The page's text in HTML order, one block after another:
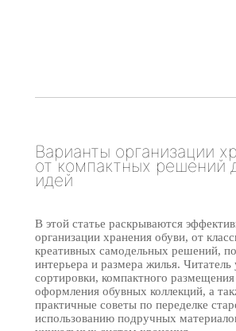
Варианты организации
от компактных решений
идей
В этой статье раскрываются
организации хранения обуви, от
креативных самодельных решений,
интерьера и размера жилья. Читатель
сортировки, компактного размещения
оформления обувных коллекций, а
практичные советы по переделке
использованию подручных